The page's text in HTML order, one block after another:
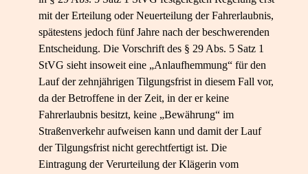
mit der Erteilung oder Neuerteilung der Fahrerlaubnis,
spätestens jedoch fünf Jahre nach der beschwerenden
Entscheidung. Die Vorschrift des § 29 Abs. 5 Satz 1
StVG sieht insoweit eine „Anlaufhemmung“ für den
Lauf der zehnjährigen Tilgungsfrist in diesem Fall vor,
da der Betroffene in der Zeit, in der er keine
Fahrerlaubnis besitzt, keine „Bewährung“ im
Straßenverkehr aufweisen kann und damit der Lauf
der Tilgungsfrist nicht gerechtfertigt ist. Die
Eintragung der Verurteilung der Klägerin vom